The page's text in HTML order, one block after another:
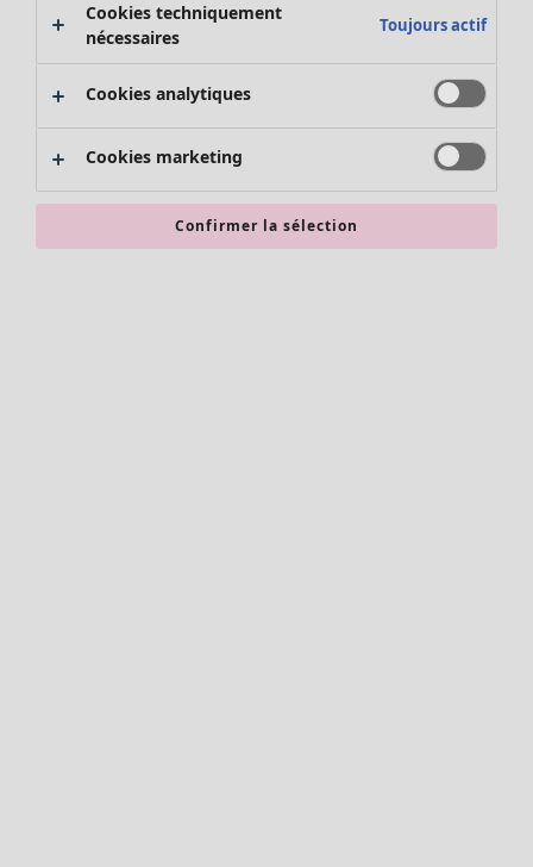
Promos SOLDES
Les promos de Gudrun Sjödén
Nouvel arrivage
Bonnes affaires en soldes - jusqu'à -70
Cookies techniquement
nécessaires
Toujours actif
Cookies analytiques
Cookies marketing
Confirmer la sélection